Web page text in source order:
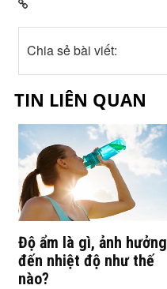
Chia sẻ bài viết:
TIN LIÊN QUAN
Độ ẩm là gì, ảnh hưởng
đến nhiệt độ như thế
nào?